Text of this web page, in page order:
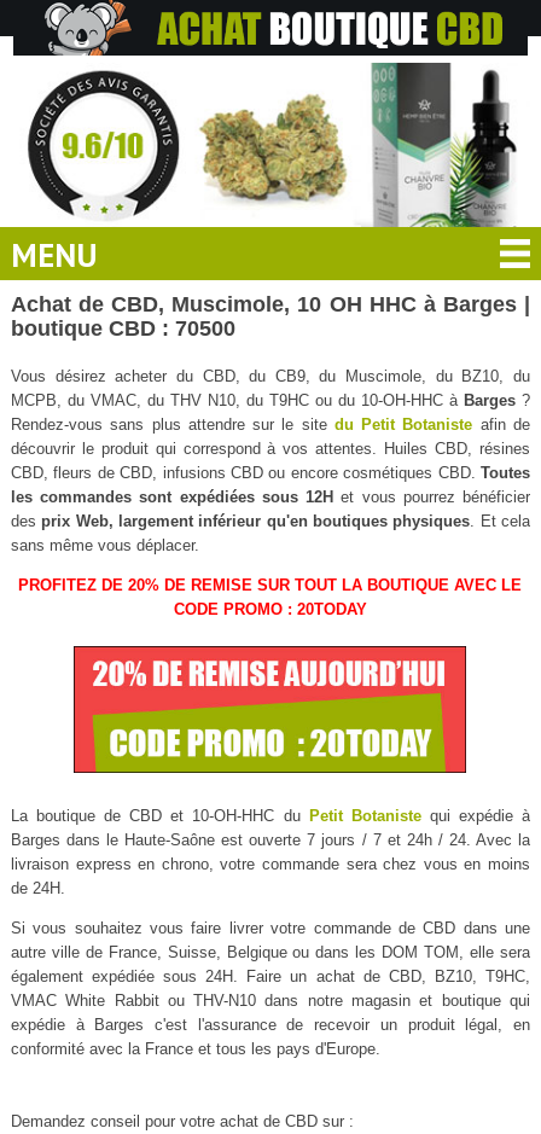
MENU
Achat de CBD, Muscimole, 10 OH HHC à Barges |
boutique CBD : 70500
Vous désirez acheter du CBD, du CB9, du Muscimole, du BZ10, du
MCPB, du VMAC, du THV N10, du T9HC ou du 10-OH-HHC à Barges ?
Rendez-vous sans plus attendre sur le site du Petit Botaniste afin de
découvrir le produit qui correspond à vos attentes. Huiles CBD, résines
CBD, fleurs de CBD, infusions CBD ou encore cosmétiques CBD.Toutes
les commandes sont expédiées sous 12H et vous pourrez bénéficier
des prix Web, largement inférieur qu'en boutiques physiques . Et cela
sans même vous déplacer.
PROFITEZ DE 20% DE REMISE SUR TOUT LA BOUTIQUE AVEC LE
CODE PROMO : 20TODAY
La boutique de CBD et 10-OH-HHC du Petit Botanistequi expédie à
Barges dans le Haute-Saône est ouverte 7 jours / 7 et 24h / 24. Avec la
livraison express en chrono, votre commande sera chez vous en moins
de 24H.
Si vous souhaitez vous faire livrer votre commande de CBD dans une
autre ville de France, Suisse, Belgique ou dans les DOM TOM, elle sera
également expédiée sous 24H. Faire un achat de CBD, BZ10, T9HC,
VMAC White Rabbit ou THV-N10 dans notre magasin et boutique qui
expédie à Barges c'est l'assurance de recevoir un produit légal, en
conformité avec la France et tous les pays d'Europe.
Demandez conseil pour votre achat de CBD sur :